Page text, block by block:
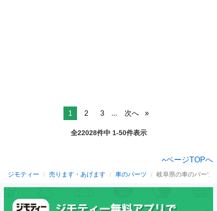
1 2 3 ... 次へ
全22028件中 1-50件表示
ページTOPへ
ジモティー 売ります・あげます 車のパーツ 岐阜県の車のパーツ